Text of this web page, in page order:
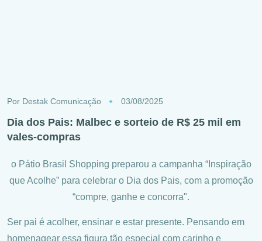
Por Destak Comunicação 03/08/2025
Dia dos Pais: Malbec e sorteio de R$ 25 mil em
vales-compras
o Pátio Brasil Shopping preparou a campanha “Inspiração
que Acolhe” para celebrar o Dia dos Pais, com a promoção
“compre, ganhe e concorra".
Ser pai é acolher, ensinar e estar presente. Pensando em
homenagear essa figura tão especial com carinho e